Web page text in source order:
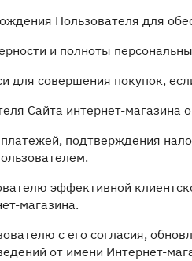
Пользователя для
и полноты
для совершения покупок,
Сайта интернет-магазина
подтверждения
эффективной
магазина.
с его согласия,
от имени Интернет-